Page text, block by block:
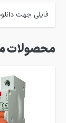
فایلی جهت
محصولات